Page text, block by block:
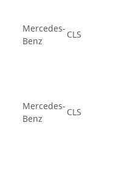
Mercedes-
Benz
CLS
Mercedes-
Benz
CLS